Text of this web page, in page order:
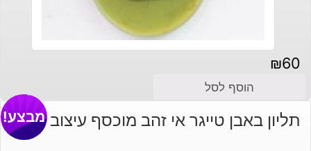
₪60
הוסף לסל
תליון באבן טייגר אי זהב מוכסף עיצוב מיוחד
מבצע!